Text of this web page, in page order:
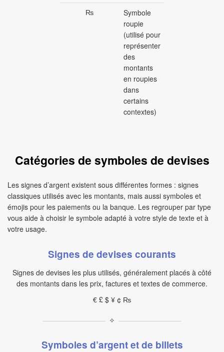
₨
Symbole
roupie
(utilisé pour
représenter
des
montants
en roupies
dans
certains
contextes)
Catégories de symboles de devises
Les signes d’argent existent sous différentes formes : signes
classiques utilisés avec les montants, mais aussi symboles et
émojis pour les paiements ou la banque. Les regrouper par type
vous aide à choisir le symbole adapté à votre style de texte et à
votre usage.
Signes de devises courants
Signes de devises les plus utilisés, généralement placés à côté
des montants dans les prix, factures et textes de commerce.
€ £ $ ¥ ¢ ₨
✧
Symboles d’argent et de billets